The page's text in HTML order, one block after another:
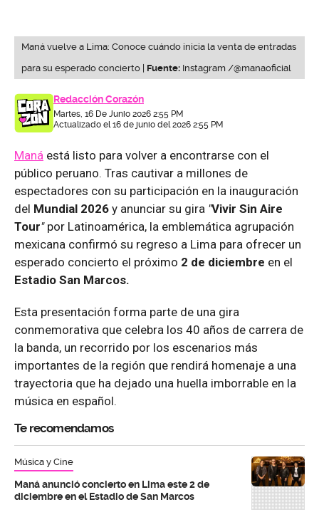
Maná vuelve a Lima: Conoce cuándo inicia la venta de entradas
para su esperado concierto | Fuente: Instagram /@manaoficial
Redacción Corazón
Martes, 16 De Junio 2026 2:55 PM
Actualizado el 16 de junio del 2026 2:55 PM
Maná está listo para volver a encontrarse con el
público peruano. Tras cautivar a millones de
espectadores con su participación en la inauguración
del Mundial 2026 y anunciar su gira "Vivir Sin Aire
Tour"por Latinoamérica, la emblemática agrupación
mexicana confirmó su regreso a Lima para ofrecer un
esperado concierto el próximo 2 de diciembre en el
Estadio San Marcos.
Esta presentación forma parte de una gira
conmemorativa que celebra los 40 años de carrera de
la banda, un recorrido por los escenarios más
importantes de la región que rendirá homenaje a una
trayectoria que ha dejado una huella imborrable en la
música en español.
Te recomendamos
Música y Cine
Maná anunció concierto en Lima este 2 de
diciembre en el Estadio de San Marcos